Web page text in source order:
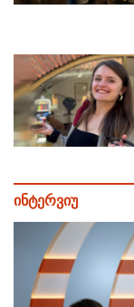
ინტერვიუ